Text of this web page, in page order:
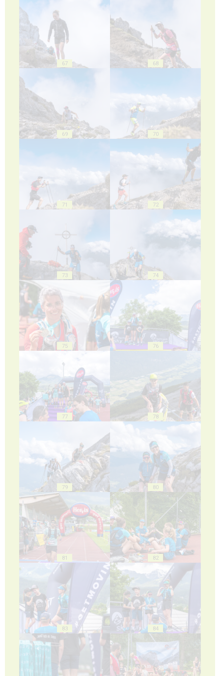
67 68
69 70
71 72
73 74
75 76
77 78
79 80
81 82
83 84